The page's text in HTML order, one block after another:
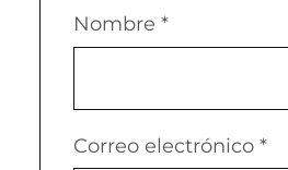
Nombre *
Correo electrónico *